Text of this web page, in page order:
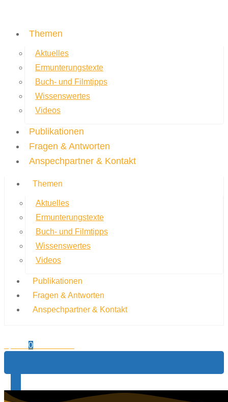
Themen
Aktuelles
Ermunterungstexte
Buch- und Filmtipps
Wissenswertes
Videos
Publikationen
Fragen & Antworten
Anspechpartner & Kontakt
Themen
Aktuelles
Ermunterungstexte
Buch- und Filmtipps
Wissenswertes
Videos
Publikationen
Fragen & Antworten
Anspechpartner & Kontakt
0